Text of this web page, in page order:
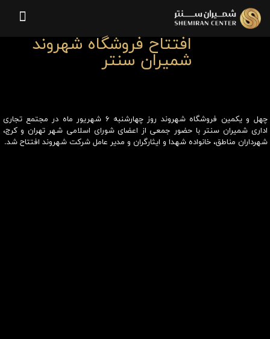
افتتاح فروشگاه شهروند
شمیران سنتر
چهل و یکمین فروشگاه شهروند روز چهارشنبه ۶ شهریور ماه در مجتمع تجاری
اداری شمیران سنتر با حضور جمعی از اعضای شورای اسلامی شهر تهران و کرج،
شهرداران مناطق، خانواده شهدا و ایثارگران و مدیر عامل شرکت شهروند افتتاح شد.